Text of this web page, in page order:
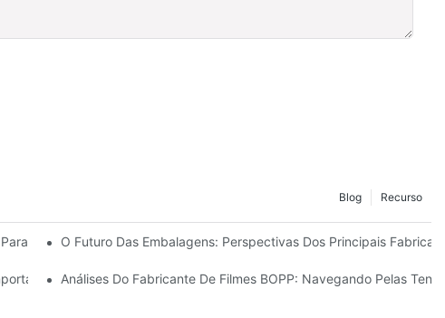
Recurso
Blog
A Sustentabilidade
O Futuro Das Embalagens: Perspectivas Dos Principais
Para O Seu Negócio
Análises Do Fabricante De Filmes BOPP: Navegando Pelas